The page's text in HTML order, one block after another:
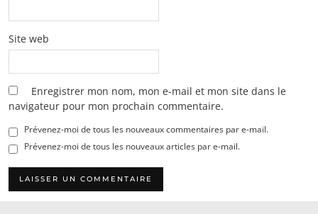
Site web
Enregistrer mon nom, mon e-mail et mon site dans le
navigateur pour mon prochain commentaire.
Prévenez-moi de tous les nouveaux commentaires par e-mail.
Prévenez-moi de tous les nouveaux articles par e-mail.